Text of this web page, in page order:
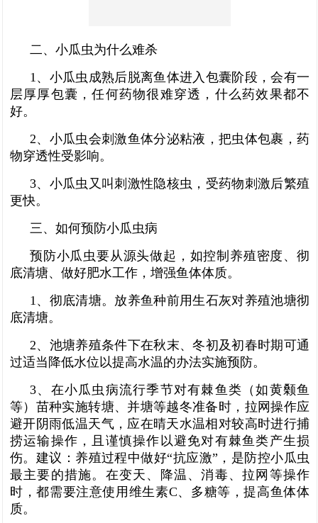
二、小瓜虫为什么难杀
1、小瓜虫成熟后脱离鱼体进入包囊阶段，会有一
层厚厚包囊，任何药物很难穿透，什么药效果都不
好。
2、小瓜虫会刺激鱼体分泌粘液，把虫体包裹，药
物穿透性受影响。
3、小瓜虫又叫刺激性隐核虫，受药物刺激后繁殖
更快。
三、如何预防小瓜虫病
预防小瓜虫要从源头做起，如控制养殖密度、彻
底清塘、做好肥水工作，增强鱼体体质。
1、彻底清塘。放养鱼种前用生石灰对养殖池塘彻
底清塘。
2、池塘养殖条件下在秋末、冬初及初春时期可通
过适当降低水位以提高水温的办法实施预防。
3、在小瓜虫病流行季节对有棘鱼类（如黄颡鱼
等）苗种实施转塘、并塘等越冬准备时，拉网操作应
避开阴雨低温天气，应在晴天水温相对较高时进行捕
捞运输操作，且谨慎操作以避免对有棘鱼类产生损
伤。建议：养殖过程中做好“抗应激”，是防控小瓜虫
最主要的措施。在变天、降温、消毒、拉网等操作
时，都需要注意使用维生素C、多糖等，提高鱼体体
质。